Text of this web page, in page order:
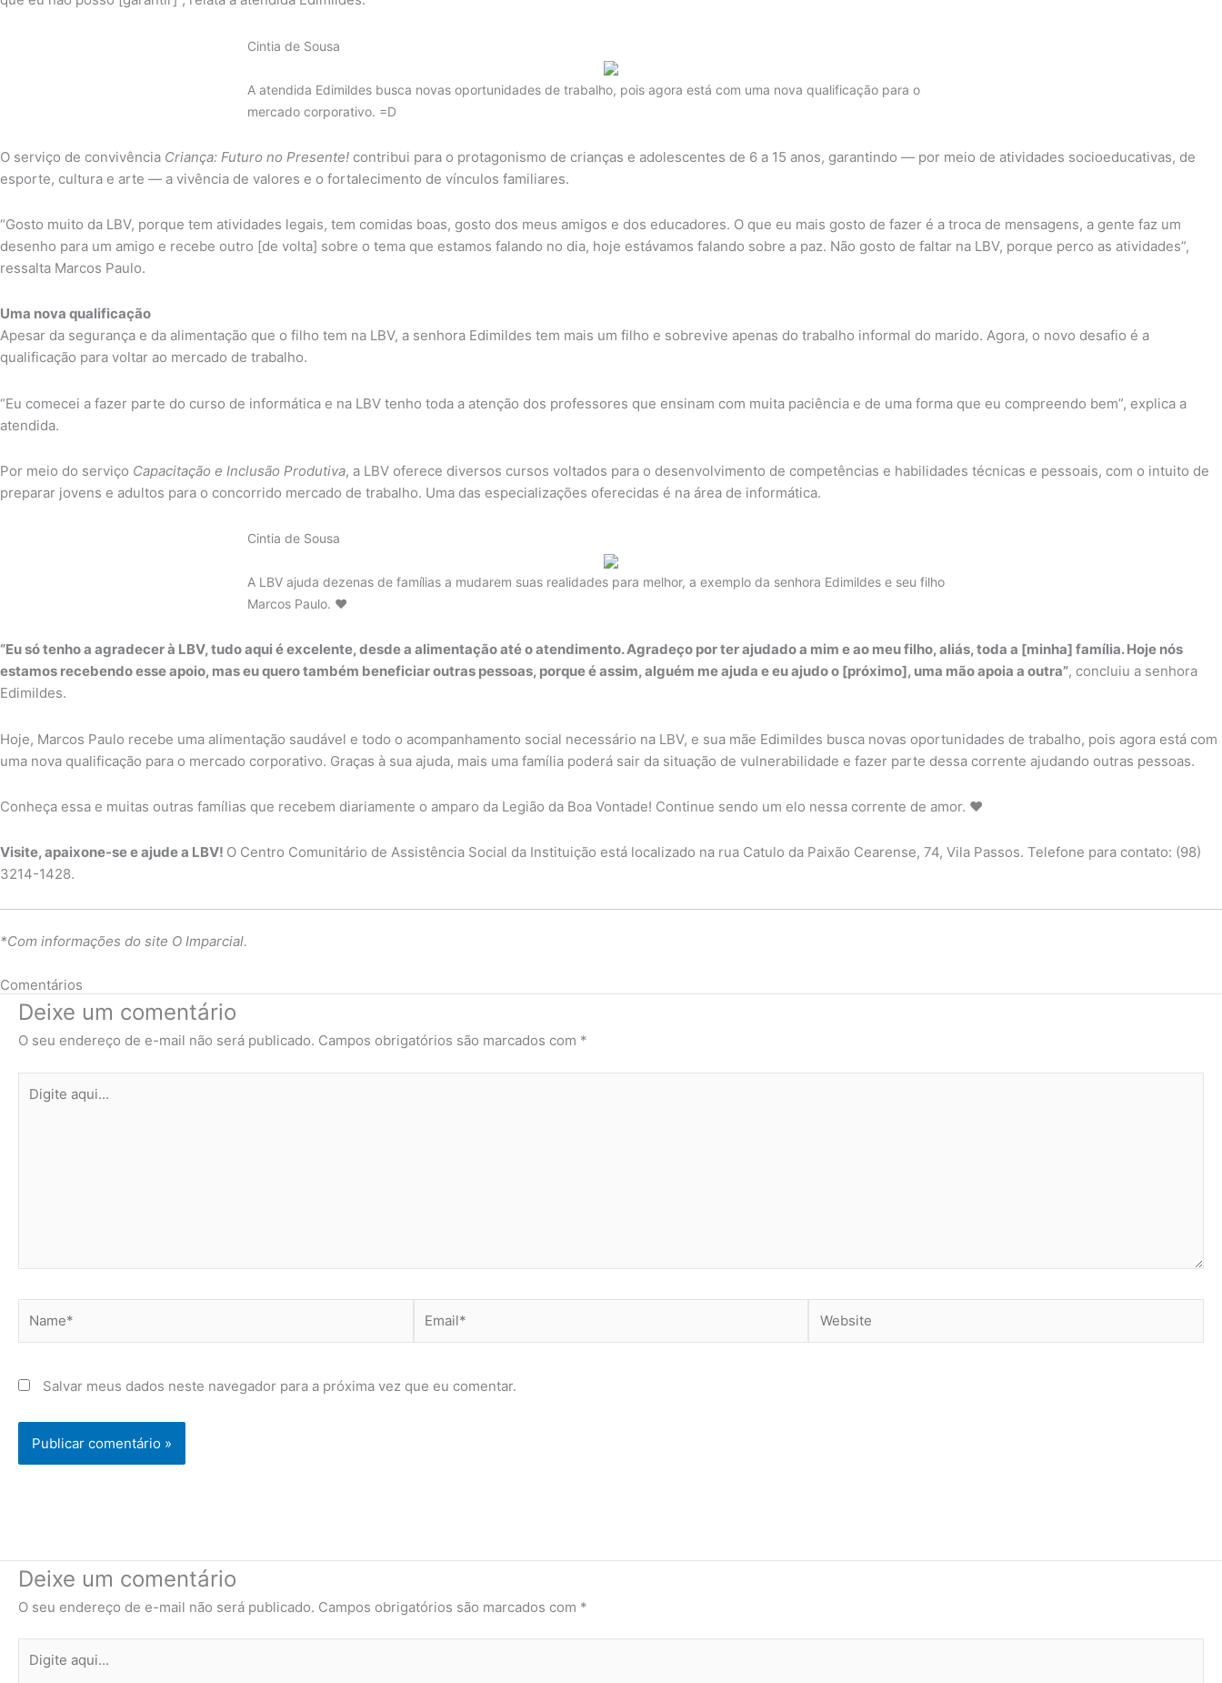
Cintia de Sousa
A atendida Edimildes busca novas oportunidades de trabalho, pois agora está com uma nova qualificação para o
mercado corporativo. =D
O serviço de convivência Criança: Futuro no Presente! contribui para o protagonismo de crianças e adolescentes de 6 a 15 anos, garantindo — por meio de atividades socioeducativas, de
esporte, cultura e arte — a vivência de valores e o fortalecimento de vínculos familiares.
“Gosto muito da LBV, porque tem atividades legais, tem comidas boas, gosto dos meus amigos e dos educadores. O que eu mais gosto de fazer é a troca de mensagens, a gente faz um
desenho para um amigo e recebe outro [de volta] sobre o tema que estamos falando no dia, hoje estávamos falando sobre a paz. Não gosto de faltar na LBV, porque perco as atividades”,
ressalta Marcos Paulo.
Uma nova qualificação
Apesar da segurança e da alimentação que o filho tem na LBV, a senhora Edimildes tem mais um filho e sobrevive apenas do trabalho informal do marido. Agora, o novo desafio é a
qualificação para voltar ao mercado de trabalho.
“Eu comecei a fazer parte do curso de informática e na LBV tenho toda a atenção dos professores que ensinam com muita paciência e de uma forma que eu compreendo bem”, explica a
atendida.
Por meio do serviço Capacitação e Inclusão Produtiva, a LBV oferece diversos cursos voltados para o desenvolvimento de competências e habilidades técnicas e pessoais, com o intuito de
preparar jovens e adultos para o concorrido mercado de trabalho. Uma das especializações oferecidas é na área de informática.
Cintia de Sousa
A LBV ajuda dezenas de famílias a mudarem suas realidades para melhor, a exemplo da senhora Edimildes e seu filho
Marcos Paulo. ♥
“Eu só tenho a agradecer à LBV, tudo aqui é excelente, desde a alimentação até o atendimento. Agradeço por ter ajudado a mim e ao meu filho, aliás, toda a [minha] família. Hoje nós
estamos recebendo esse apoio, mas eu quero também beneficiar outras pessoas, porque é assim, alguém me ajuda e eu ajudo o [próximo], uma mão apoia a outra”, concluiu a senhora
Edimildes.
Hoje, Marcos Paulo recebe uma alimentação saudável e todo o acompanhamento social necessário na LBV, e sua mãe Edimildes busca novas oportunidades de trabalho, pois agora está com
uma nova qualificação para o mercado corporativo. Graças à sua ajuda, mais uma família poderá sair da situação de vulnerabilidade e fazer parte dessa corrente ajudando outras pessoas.
Conheça essa e muitas outras famílias que recebem diariamente o amparo da Legião da Boa Vontade! Continue sendo um elo nessa corrente de amor. ♥
Visite, apaixone-se e ajude a LBV! O Centro Comunitário de Assistência Social da Instituição está localizado na rua Catulo da Paixão Cearense, 74, Vila Passos. Telefone para contato: (98)
3214-1428.
*Com informações do site O Imparcial.
Comentários
Deixe um comentário
O seu endereço de e-mail não será publicado. Campos obrigatórios são marcados com *
aqui...
Salvar meus dados neste navegador para a próxima vez que eu comentar.
Deixe um comentário
O seu endereço de e-mail não será publicado. Campos obrigatórios são marcados com *
aqui...